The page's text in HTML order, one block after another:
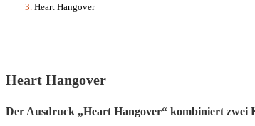
Heart Hangover
Heart Hangover
Der Ausdruck „Heart Hangover“ kombiniert zwei